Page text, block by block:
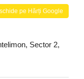
pe Hărți Google
Sector 2,